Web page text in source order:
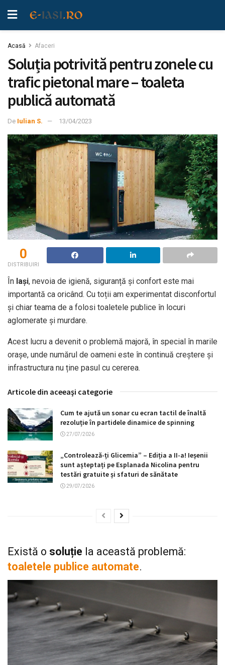
Acasă Afaceri
Soluția potrivită pentru zonele cu
trafic pietonal mare – toaleta
publică automată
De Iulian S. 13/04/2023
0
DISTRIBUIRI
În Iași, nevoia de igienă, siguranță și confort este mai
importantă ca oricând. Cu toții am experimentat disconfortul
și chiar teama de a folosi toaletele publice în locuri
aglomerate și murdare.
Acest lucru a devenit o problemă majoră, în special în marile
orașe, unde numărul de oameni este în continuă creștere și
infrastructura nu ține pasul cu cererea.
Articole din aceeaşi categorie
Cum te ajută un sonar cu ecran tactil de înaltă
rezoluție în partidele dinamice de spinning
27/07/2026
„Controlează-ți Glicemia” – Ediția a II-a! Ieșenii
sunt așteptați pe Esplanada Nicolina pentru
testări gratuite și sfaturi de sănătate
29/07/2026
Există o soluție la această problemă:
toaletele publice automate.